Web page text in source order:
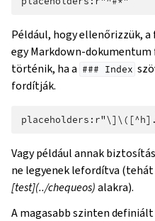
Például, hogy ellenőrizzük,
egy Markdown-
történik, ha a ### Index
fordítják.
Vagy például annak
ne legyenek lefordítva (tehát
[test](../chequeos)alakra).
A magasabb szinten